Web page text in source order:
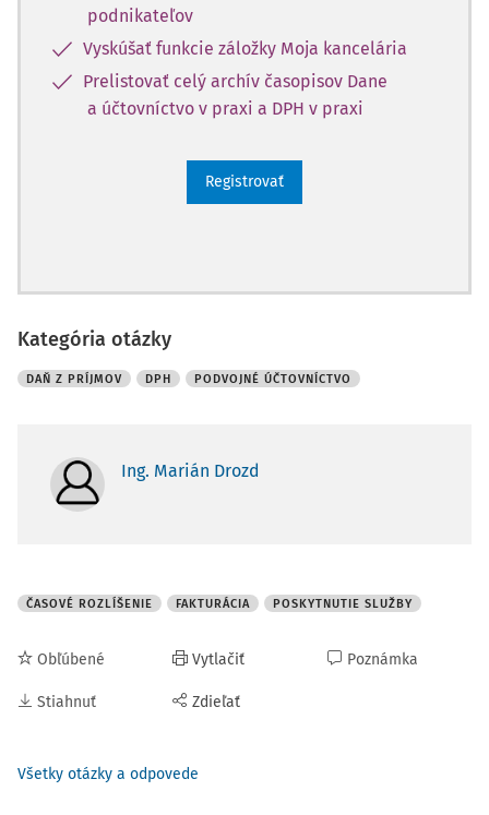
podnikateľov
Vyskúšať funkcie záložky Moja kancelária
Prelistovať celý archív časopisov Dane
a účtovníctvo v praxi a DPH v praxi
Registrovať
Kategória otázky
DAŇ Z PRÍJMOV DPH PODVOJNÉ ÚČTOVNÍCTVO
Ing. Marián Drozd
ČASOVÉ ROZLÍŠENIE FAKTURÁCIA POSKYTNUTIE SLUŽBY
Obľúbené
Stiahnuť
Vytlačiť
Zdieľať
Poznámka
Všetky otázky a odpovede